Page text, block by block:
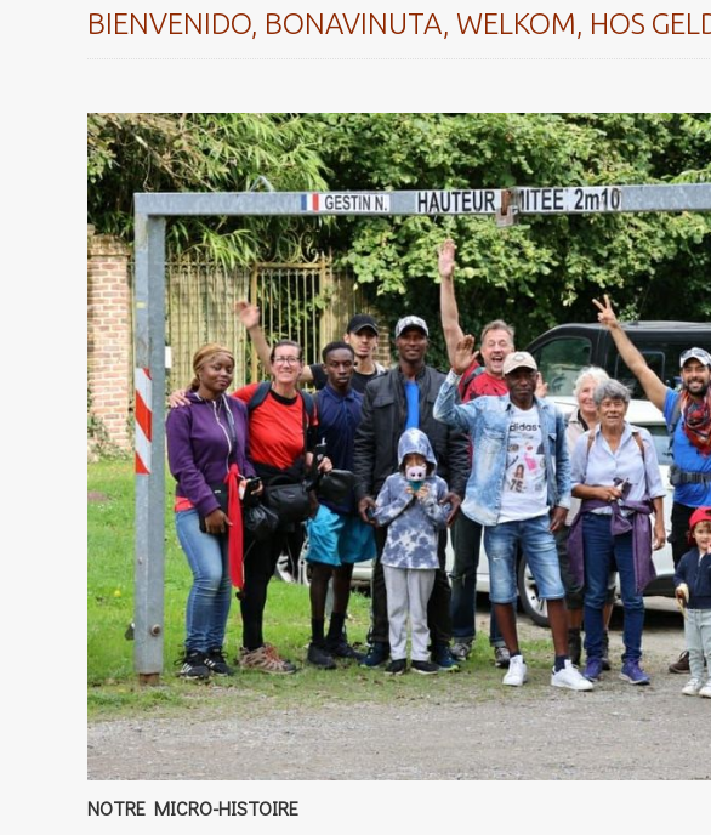
BIENVENIDO, BONAVINUTA, WELKOM, HOS
NOTRE MICRO-HISTOIRE